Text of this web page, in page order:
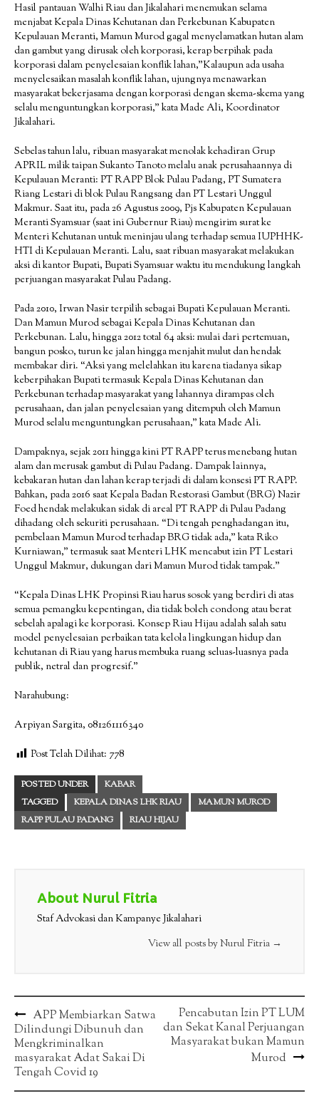
Hasil pantauan Walhi Riau dan Jikalahari menemukan selama
menjabat Kepala Dinas Kehutanan dan Perkebunan Kabupaten
Kepulauan Meranti, Mamun Murod gagal menyelamatkan hutan alam
dan gambut yang dirusak oleh korporasi, kerap berpihak pada
korporasi dalam penyelesaian konflik lahan,”Kalaupun ada usaha
menyelesaikan masalah konflik lahan, ujungnya menawarkan
masyarakat bekerjasama dengan korporasi dengan skema-skema yang
selalu menguntungkan korporasi,” kata Made Ali, Koordinator
Jikalahari.
Sebelas tahun lalu, ribuan masyarakat menolak kehadiran Grup
APRIL milik taipan Sukanto Tanoto melalu anak perusahaannya di
Kepulauan Meranti: PT RAPP Blok Pulau Padang, PT Sumatera
Riang Lestari di blok Pulau Rangsang dan PT Lestari Unggul
Makmur. Saat itu, pada 26 Agustus 2009, Pjs Kabupaten Kepulauan
Meranti Syamsuar (saat ini Gubernur Riau) mengirim surat ke
Menteri Kehutanan untuk meninjau ulang terhadap semua IUPHHK-
HTI di Kepulauan Meranti. Lalu, saat ribuan masyarakat melakukan
aksi di kantor Bupati, Bupati Syamsuar waktu itu mendukung langkah
perjuangan masyarakat Pulau Padang.
Pada 2010, Irwan Nasir terpilih sebagai Bupati Kepulauan Meranti.
Dan Mamun Murod sebagai Kepala Dinas Kehutanan dan
Perkebunan. Lalu, hingga 2012 total 64 aksi: mulai dari pertemuan,
bangun posko, turun ke jalan hingga menjahit mulut dan hendak
membakar diri. “Aksi yang melelahkan itu karena tiadanya sikap
keberpihakan Bupati termasuk Kepala Dinas Kehutanan dan
Perkebunan terhadap masyarakat yang lahannya dirampas oleh
perusahaan, dan jalan penyelesaian yang ditempuh oleh Mamun
Murod selalu menguntungkan perusahaan,” kata Made Ali.
Dampaknya, sejak 2011 hingga kini PT RAPP terus menebang hutan
alam dan merusak gambut di Pulau Padang. Dampak lainnya,
kebakaran hutan dan lahan kerap terjadi di dalam konsesi PT RAPP.
Bahkan, pada 2016 saat Kepala Badan Restorasi Gambut (BRG) Nazir
Foed hendak melakukan sidak di areal PT RAPP di Pulau Padang
dihadang oleh sekuriti perusahaan. “Di tengah penghadangan itu,
pembelaan Mamun Murod terhadap BRG tidak ada,” kata Riko
Kurniawan,” termasuk saat Menteri LHK mencabut izin PT Lestari
Unggul Makmur, dukungan dari Mamun Murod tidak tampak.”
“Kepala Dinas LHK Propinsi Riau harus sosok yang berdiri di atas
semua pemangku kepentingan, dia tidak boleh condong atau berat
sebelah apalagi ke korporasi. Konsep Riau Hijau adalah salah satu
model penyelesaian perbaikan tata kelola lingkungan hidup dan
kehutanan di Riau yang harus membuka ruang seluas-luasnya pada
publik, netral dan progresif.”
Narahubung:
Arpiyan Sargita, 081261116340
Post Telah Dilihat: 778
POSTED UNDER
KABAR
TAGGED
KEPALA DINAS LHK RIAU
MAMUN MUROD
RAPP PULAU PADANG
RIAU HIJAU
About Nurul Fitria
Staf Advokasi dan Kampanye Jikalahari
View all posts by Nurul Fitria →
Post
navigation
APP Membiarkan Satwa
Dilindungi Dibunuh dan
Mengkriminalkan
masyarakat Adat Sakai Di
Tengah Covid 19
Pencabutan Izin PT LUM
dan Sekat Kanal Perjuangan
Masyarakat bukan Mamun
Murod